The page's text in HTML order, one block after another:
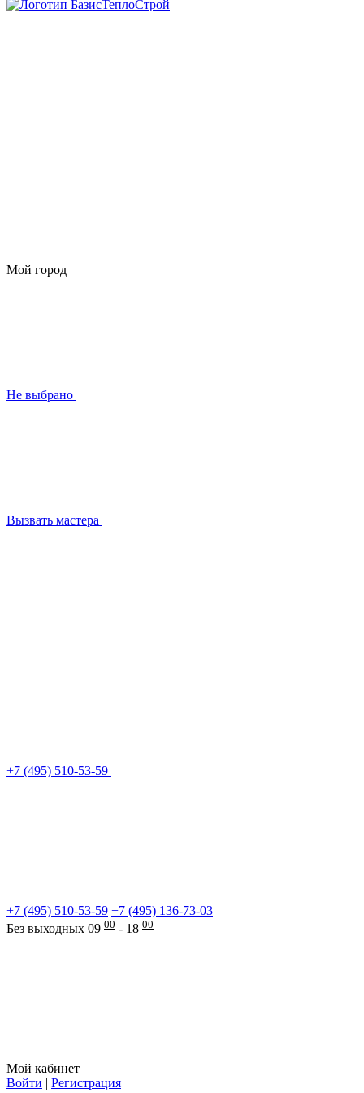
Мой город
Не выбрано
Вызвать мастера
+7 (495) 510-53-59
+7 (495) 510-53-59 +7 (495) 136-73-03
Без выходных 09 00 - 18 00
Мой кабинет
Войти | Регистрация